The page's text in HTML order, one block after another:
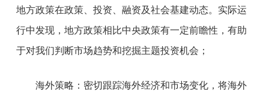
地方政策在政策、投资、融资及社会基建动态。实际运
行中发现，地方政策相比中央政策有一定前瞻性，有助
于对我们判断市场趋势和挖掘主题投资机会；
海外策略：密切跟踪海外经济和市场变化，将海外